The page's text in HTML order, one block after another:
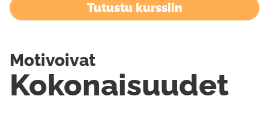
Tutustu kurssiin
Kokonaisuudet
Motivoivat